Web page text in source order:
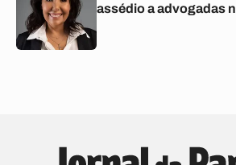
assédio a advogadas